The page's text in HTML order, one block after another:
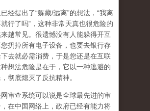
经提出了“躲藏/远离”的想法，“我离
行了吗”，这种非常天真也很危险的
越常见。很遗憾没有人能躲得开互
扔掉所有电子设备，也要去银行存
去就必需消费，于是您还是在互联
想法危险是在于，它以一种逃避的
彻底熄灭了反抗精神。
审查系统可以说是全球最先进的审
在中国网络上，政府已经有能力将